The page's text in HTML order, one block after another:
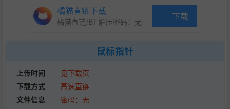
橘猫直链下载
橘猫直链/BT 解压密码： 无 下载
鼠标指针
上传时间
见下载页
下载方式
高速直链
文件信息
密码：无